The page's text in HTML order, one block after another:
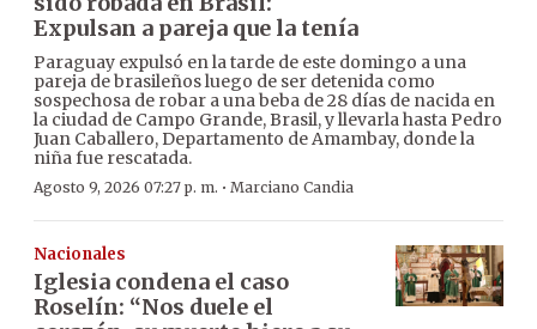
Expulsan a pareja que la tenía
Paraguay expulsó en la tarde de este domingo a una
pareja de brasileños luego de ser detenida como
sospechosa de robar a una beba de 28 días de nacida en
la ciudad de Campo Grande, Brasil, y llevarla hasta Pedro
Juan Caballero, Departamento de Amambay, donde la
niña fue rescatada.
Agosto 9, 2026 07:27 p. m. · Marciano Candia
Nacionales
Iglesia condena el caso
Roselín: “Nos duele el